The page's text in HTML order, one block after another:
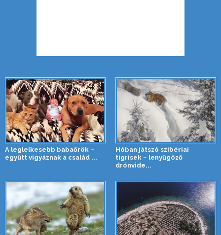
A leglelkesebb babaőrök –
együtt vigyáznak a család ...
Hóban játszó szibériai
tigrisek – lenyűgöző
drónvide...